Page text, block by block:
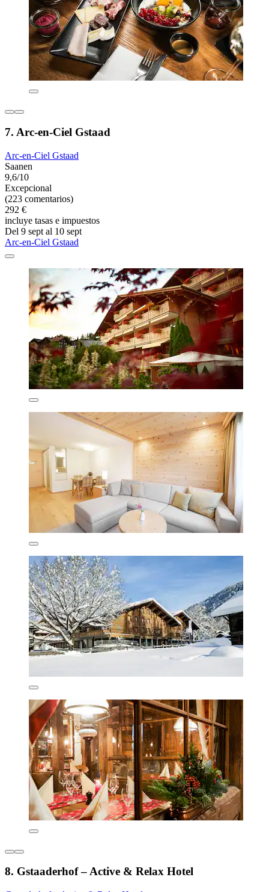
7. Arc-en-Ciel Gstaad
Arc-en-Ciel Gstaad
Saanen
9,6/10
Excepcional
(223 comentarios)
292 €
incluye tasas e impuestos
Del 9 sept al 10 sept
Arc-en-Ciel Gstaad
8. Gstaaderhof – Active & Relax Hotel